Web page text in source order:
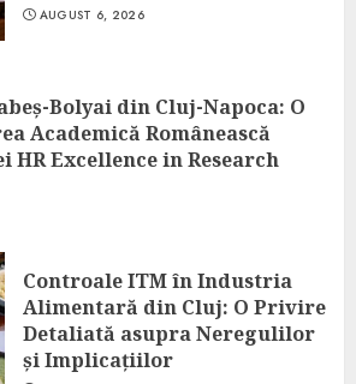
AUGUST 6, 2026
Bolyai din Cluj-Napoca: O
Academică Românească
HR Excellence in Research
Controale ITM în Industria
Alimentară din Cluj: O Privire
Detaliată asupra Neregulilor
și Implicațiilor